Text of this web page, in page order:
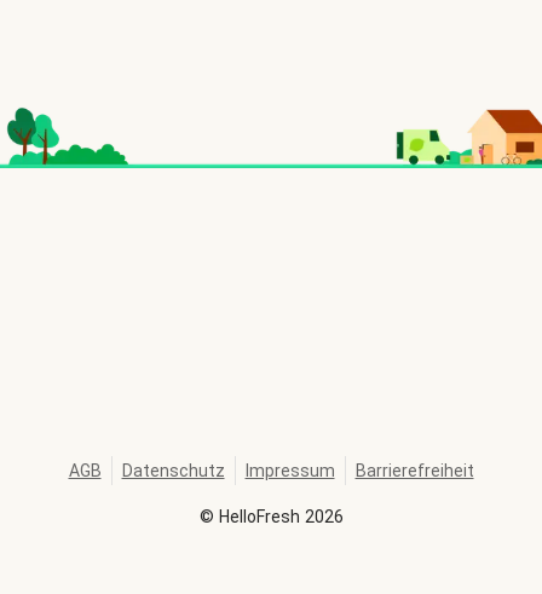
© HelloFresh 2026
AGB Datenschutz Impressum Barrierefreiheit